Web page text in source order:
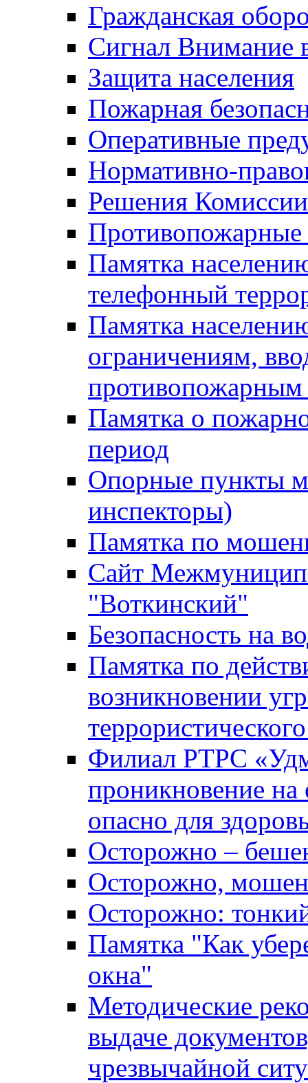
Гражданская
Сигнал Внимание
Защита населения
Пожарная
Оперативные
Нормативно-
Решения
Противопожарные
Памятка
телефонный
Памятка
ограничениям,
Памятка о
период
Опорные пункты
инспекторы)
Памятка по
Сайт
"Воткинский"
Безопасность на
Памятка по
возникновении
Филиал РТРС
проникновение на
опасно для
Осторожно –
Осторожно,
Осторожно:
Памятка "Как
окна"
Методические
выдаче
чрезвычайной